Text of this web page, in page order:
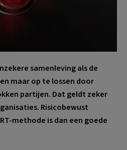
samenleving als de
maar op te lossen door
partijen. Dat geldt zeker
Risicobewust
methode is dan een goede